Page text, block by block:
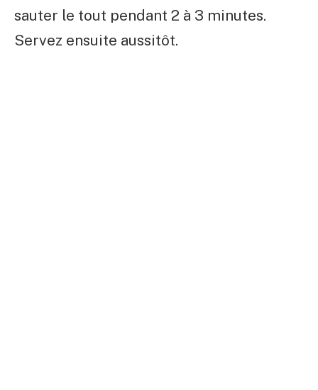
sauter le tout pendant 2 à 3 minutes.
Servez ensuite aussitôt.